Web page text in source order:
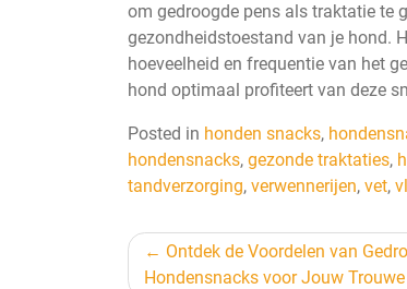
om gedroogde pens als traktatie te
gezondheidstoestand van je hond.
hoeveelheid en frequentie van het
hond optimaal profiteert van deze
Posted in honden snacks,
hondensnacks, gezonde traktaties,
tandverzorging, verwennerijen, vet,
Berichtnavigatie
Ontdek de Voordelen van
Hondensnacks voor Jouw